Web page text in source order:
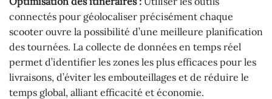
connectés pour géolocaliser précisément chaque
scooter ouvre la possibilité d’une meilleure planification
des tournées. La collecte de données en temps réel
permet d’identifier les zones les plus efficaces pour les
livraisons, d’éviter les embouteillages et de réduire le
temps global, alliant efficacité et économie.